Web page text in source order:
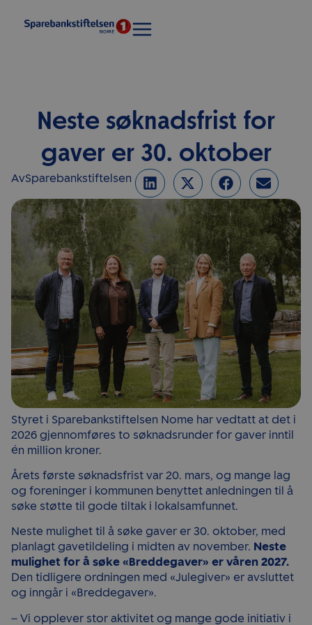
Neste søknadsfrist for
gaver er 30. oktober
AvSparebankstiftelsen
Styret i Sparebankstiftelsen Nome har vedtatt at det i
2026 gjennomføres to søknadsrunder for gaver inntil
én million kroner.
Årets første søknadsfrist var 20. mars, og mange lag
og foreninger i kommunen benyttet anledningen til å
søke støtte til gode tiltak i lokalsamfunnet.
Neste mulighet til å søke gaver er 30. oktober, med
planlagt gavetildeling i midten av november. Neste
mulighet for å søke «Breddegaver» er våren 2027.
Den tidligere ordningen med «Julegiver» er avsluttet
og inngår i «Breddegaver».
– Vi opplever stor aktivitet og mange gode initiativ i